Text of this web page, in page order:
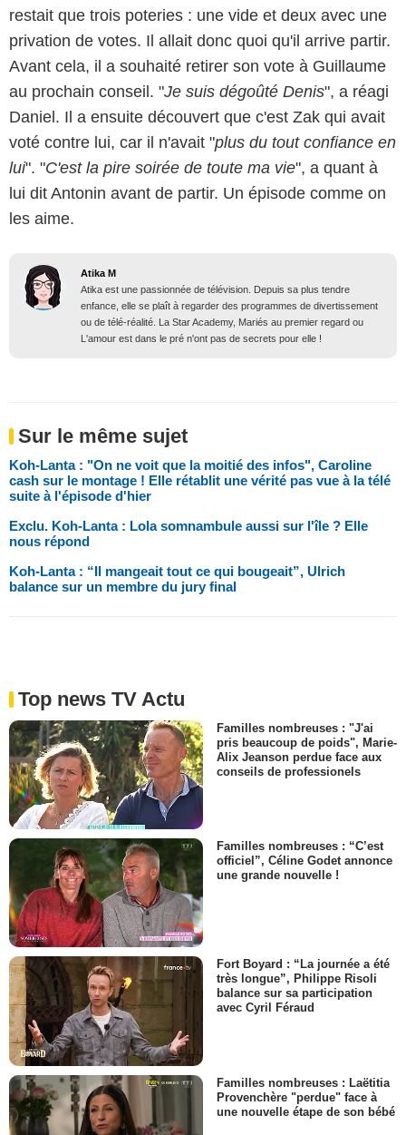
restait que trois poteries : une vide et deux avec une
privation de votes. Il allait donc quoi qu'il arrive partir.
Avant cela, il a souhaité retirer son vote à Guillaume
au prochain conseil. "Je suis dégoûté Denis", a réagi
Daniel. Il a ensuite découvert que c'est Zak qui avait
voté contre lui, car il n'avait "plus du tout confiance en
lui". "C'est la pire soirée de toute ma vie", a quant à
lui dit Antonin avant de partir. Un épisode comme on
les aime.
Atika M
Atika est une passionnée de télévision. Depuis sa plus tendre
enfance, elle se plaît à regarder des programmes de divertissement
ou de télé-réalité. La Star Academy, Mariés au premier regard ou
L'amour est dans le pré n'ont pas de secrets pour elle !
Sur le même sujet
Koh-Lanta : "On ne voit que la moitié des infos", Caroline
cash sur le montage ! Elle rétablit une vérité pas vue à la télé
suite à l'épisode d'hier
Exclu. Koh-Lanta : Lola somnambule aussi sur l'île ? Elle
nous répond
Koh-Lanta : “Il mangeait tout ce qui bougeait”, Ulrich
balance sur un membre du jury final
Top news TV Actu
Familles nombreuses : "J'ai
pris beaucoup de poids", Marie-
Alix Jeanson perdue face aux
conseils de professionels
Familles nombreuses : “C’est
officiel”, Céline Godet annonce
une grande nouvelle !
Fort Boyard : “La journée a été
très longue”, Philippe Risoli
balance sur sa participation
avec Cyril Féraud
Familles nombreuses : Laëtitia
Provenchère "perdue" face à
une nouvelle étape de son bébé